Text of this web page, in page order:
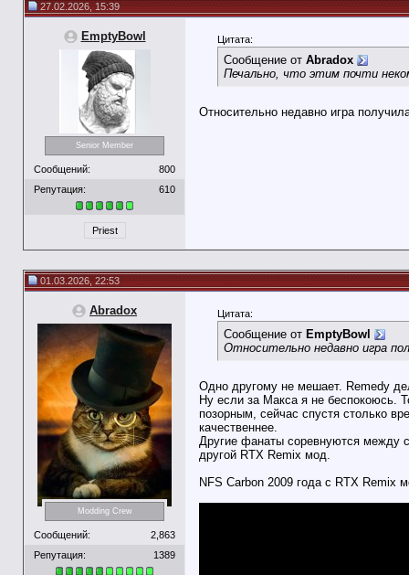
27.02.2026, 15:39
EmptyBowl
Senior Member
Сообщений:
800
Репутация:
610
Priest
Цитата:
Сообщение от Abradox
Печально, что этим почти
Относительно недавно игра
01.03.2026, 22:53
Abradox
Modding Crew
Сообщений:
2,863
Репутация:
1389
Цитата:
Сообщение от EmptyBowl
Относительно недавно игра
Одно другому не мешает. Remedy
Ну если за Макса я не беспокоюсь.
позорным, сейчас спустя столько
качественнее.
Другие фанаты соревнуются между
другой RTX Remix мод.
NFS Carbon 2009 года с RTX Remix